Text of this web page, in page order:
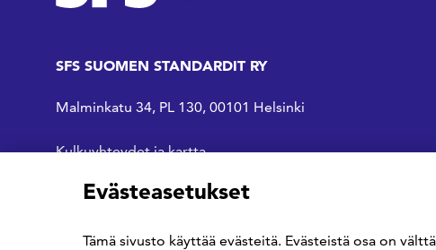
SFS SUOMEN STANDARDIT RY
Malminkatu 34, PL 130, 00101 Helsinki
Kulkuyhteydet ja kartta
SFS Facebookissa
SFS Linkedinissä
SFS Youtubessa
Evästeasetukset
Tämä sivusto käyttää evästeitä. Evästeistä osa on